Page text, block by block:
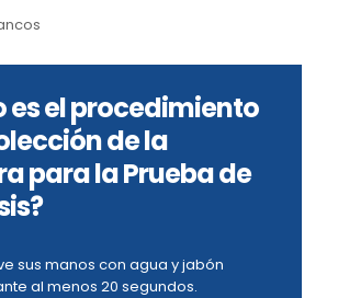
es el procedimiento
de la
para la Prueba de
sus manos con agua y jabón
al menos 20 segundos.